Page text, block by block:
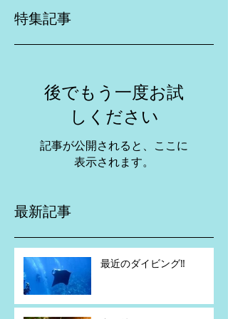
特集記事
後でもう一度お試
しください
記事が公開されると、ここに
表示されます。
最新記事
最近のダイビング‼️